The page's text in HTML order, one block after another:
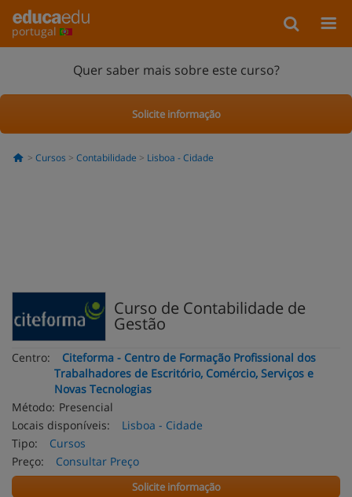
portugal
Quer saber mais sobre este curso?
Solicite informação
Cursos Contabilidade Lisboa - Cidade
Curso de Contabilidade de
Gestão
Centro:
Citeforma - Centro de Formação Profissional dos
Trabalhadores de Escritório, Comércio, Serviços e
Novas Tecnologias
Método: Presencial
Locais disponíveis:
Lisboa - Cidade
Tipo:
Cursos
Preço:
Consultar Preço
Solicite informação